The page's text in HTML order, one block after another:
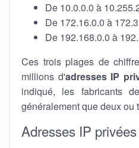
De 10.0.0.0 à
De 172.16.0.0 à
De 192.168.0.0 à
Ces trois plages de
millions d'adresses IP
indiqué, les fabricants
généralement que deux ou
Adresses IP